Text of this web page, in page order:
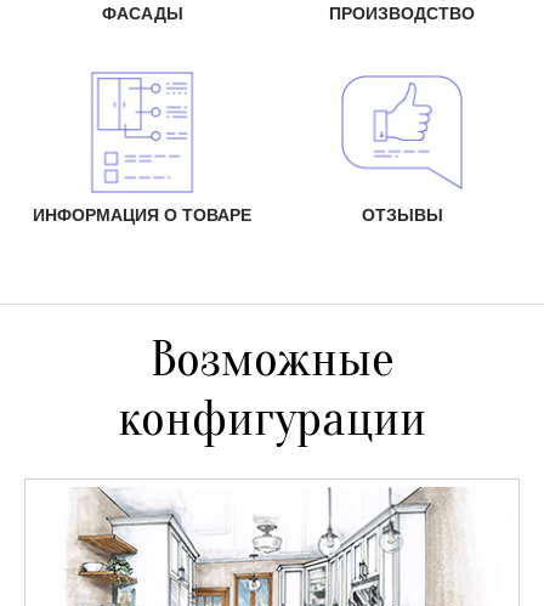
ФАСАДЫ ПРОИЗВОДСТВО
ИНФОРМАЦИЯ О ТОВАРЕ ОТЗЫВЫ
Возможные
конфигурации